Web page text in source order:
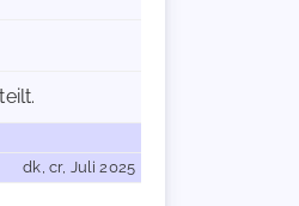
dk, cr, Juli 2025